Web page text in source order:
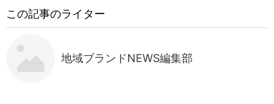
この記事のライター
地域ブランドNEWS編集部